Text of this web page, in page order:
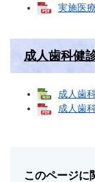
実施医
成人歯科健
成人歯
成人歯
このページに